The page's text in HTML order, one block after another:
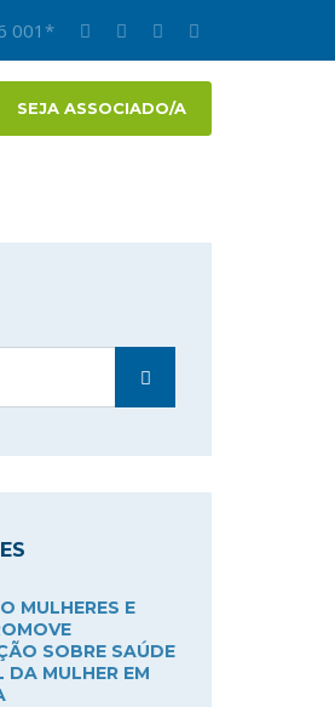
001*
SEJA ASSOCIADO/A
MULHERES E
SOBRE SAÚDE
DA MULHER EM